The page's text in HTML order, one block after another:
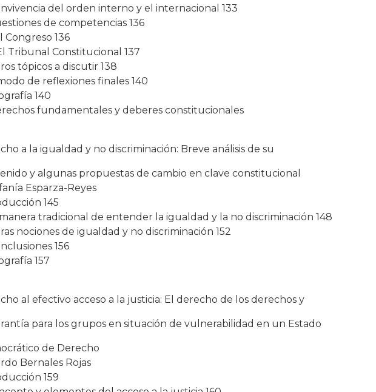
del orden interno y el internacional 133
de competencias 136
Congreso 136
Tribunal Constitucional 137
tópicos a discutir 138
de reflexiones finales 140
140
fundamentales y deberes constitucionales
a la igualdad y no discriminación: Breve análisis de su
y algunas propuestas de cambio en clave constitucional
Esparza-Reyes
145
manera tradicional de entender la igualdad y la no discriminación 148
nociones de igualdad y no discriminación 152
156
157
al efectivo acceso a la justicia: El derecho de los derechos y
para los grupos en situación de vulnerabilidad en un Estado
de Derecho
Bernales Rojas
159